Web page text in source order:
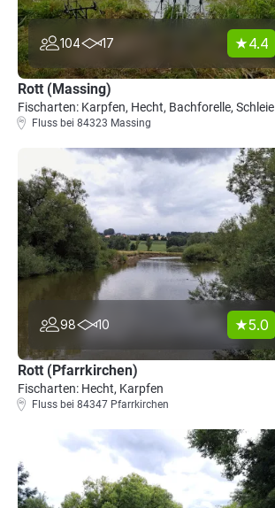
104 17 4.4
Rott (Massing)
Fischarten: Karpfen, Hecht, Bachforelle, Schleie
Fluss bei 84323 Massing
98 10 5.0
Rott (Pfarrkirchen)
Fischarten: Hecht, Karpfen
Fluss bei 84347 Pfarrkirchen